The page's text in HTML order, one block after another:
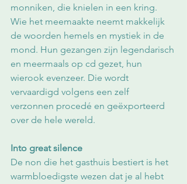
monniken, die knielen in een kring.
Wie het meemaakte neemt makkelijk
de woorden hemels en mystiek in de
mond. Hun gezangen zijn legendarisch
en meermaals op cd gezet, hun
wierook evenzeer. Die wordt
vervaardigd volgens een zelf
verzonnen procedé en geëxporteerd
over de hele wereld.
Into great silence
De non die het gasthuis bestiert is het
warmbloedigste wezen dat je al hebt